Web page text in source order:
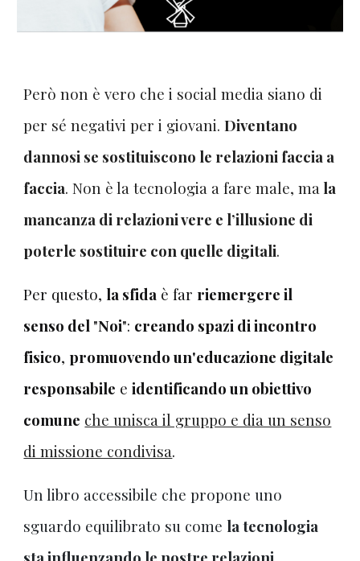
Però non è vero che i social media siano di
per sé negativi per i giovani.Diventano
dannosi se sostituiscono le relazioni faccia a
faccia. Non è la tecnologia a fare male, ma la
mancanza di relazioni vere e l’illusione di
poterle sostituire con quelle digitali.
Per questo, la sfida è far riemergere il
senso del "Noi": creando spazi di incontro
fisico, promuovendo un'educazione digitale
responsabile eidentificando un obiettivo
comune che unisca il gruppo e dia un senso
di missione condivisa.
Un libro accessibile che propone uno
sguardo equilibrato su come la tecnologia